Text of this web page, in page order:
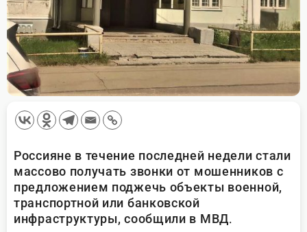
Россияне в течение последней недели стали
массово получать звонки от мошенников с
предложением поджечь объекты военной,
транспортной или банковской
инфраструктуры, сообщили в МВД.